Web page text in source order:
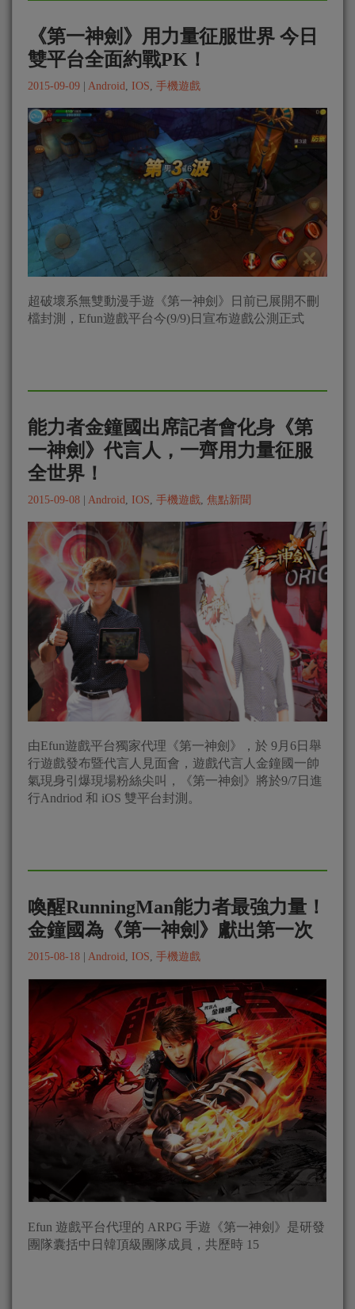
《第一神劍》用力量征服世界 今日
雙平台全面約戰PK！
2015-09-09 Android, IOS, 手機遊戲
超破壞系無雙動漫手遊《第一神劍》日前已展開不刪
檔封測，Efun遊戲平台今(9/9)日宣布遊戲公測正式
能力者金鐘國出席記者會化身《第
一神劍》代言人，一齊用力量征服
全世界！
2015-09-08 Android IOS 手機遊戲 焦點新聞
由Efun遊戲平台獨家代理《第一神劍》，於 9月6日舉
行遊戲發布暨代言人見面會，遊戲代言人金鐘國一帥
氣現身引爆現場粉絲尖叫，《第一神劍》將於9/7日進
行Andriod 和 iOS 雙平台封測。
喚醒RunningMan能力者最強力量！
金鐘國為《第一神劍》獻出第一次
2015-08-18 | Android IOS 手機遊戲
Efun 遊戲平台代理的 ARPG 手遊《第一神劍》是研發
團隊囊括中日韓頂級團隊成員，共歷時 15